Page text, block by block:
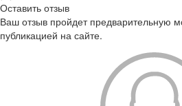
Оставить отзыв
Ваш отзыв пройдет предварительную
публикацией на сайте.